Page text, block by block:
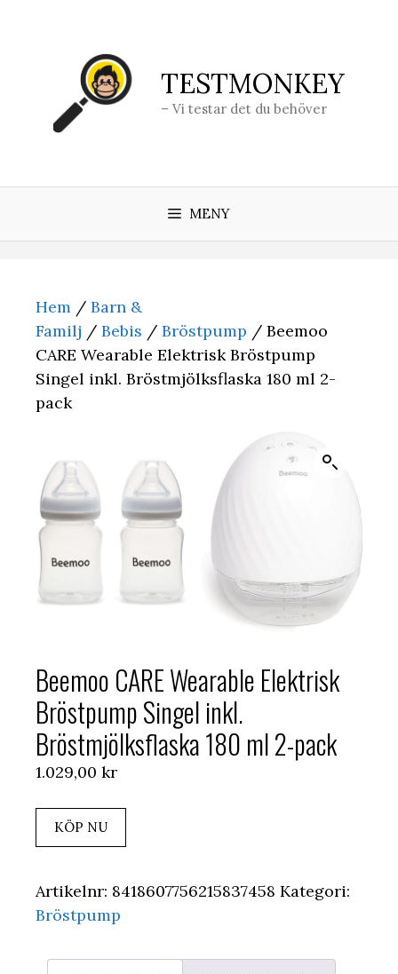
TESTMONKEY
– Vi testar det du behöver
MENY
Hem / Barn &
Familj / Bebis / Bröstpump / Beemoo
CARE Wearable Elektrisk Bröstpump
Singel inkl. Bröstmjölksflaska 180 ml 2-
pack
Beemoo CARE Wearable Elektrisk
Bröstpump Singel inkl.
Bröstmjölksflaska 180 ml 2-pack
1.029,00 kr
KÖP NU
Artikelnr: 8418607756215837458 Kategori:
Bröstpump